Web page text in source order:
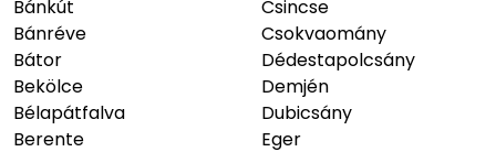
Bánkút
Bánréve
Bátor
Bekölce
Bélapátfalva
Berente
Csincse
Csokvaomány
Dédestapolcsány
Demjén
Dubicsány
Eger